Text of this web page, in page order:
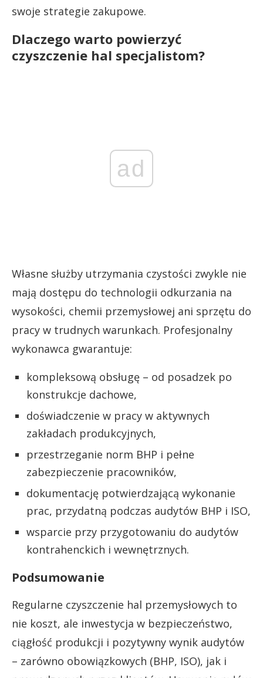
swoje strategie zakupowe.
Dlaczego warto powierzyć
czyszczenie hal specjalistom?
ad
Własne służby utrzymania czystości zwykle nie
mają dostępu do technologii odkurzania na
wysokości, chemii przemysłowej ani sprzętu do
pracy w trudnych warunkach. Profesjonalny
wykonawca gwarantuje:
kompleksową obsługę – od posadzek po
konstrukcje dachowe,
doświadczenie w pracy w aktywnych
zakładach produkcyjnych,
przestrzeganie norm BHP i pełne
zabezpieczenie pracowników,
dokumentację potwierdzającą wykonanie
prac, przydatną podczas audytów BHP i ISO,
wsparcie przy przygotowaniu do audytów
kontrahenckich i wewnętrznych.
Podsumowanie
Regularne czyszczenie hal przemysłowych to
nie koszt, ale inwestycja w bezpieczeństwo,
ciągłość produkcji i pozytywny wynik audytów
– zarówno obowiązkowych (BHP, ISO), jak i